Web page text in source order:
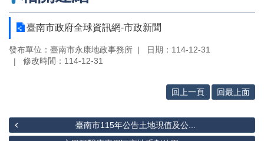
圖
實
價
登
錄
承
臺南市政府全球資訊網-市政新聞
發布單位：臺南市永康地政事務所
日期：114-12-31
修改時間：114-12-31
回上一頁 回最上面
臺南市115年公告土地現值及公...